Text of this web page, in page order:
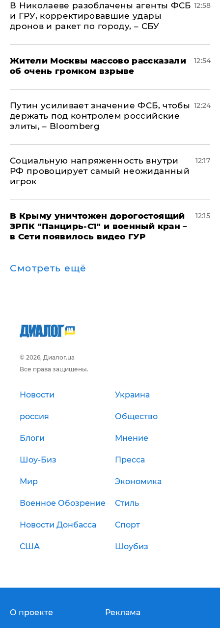
В Николаеве разоблачены агенты ФСБ
и ГРУ, корректировавшие удары
дронов и ракет по городу, – СБУ
12:58
Жители Москвы массово рассказали
об очень громком взрыве
12:54
Путин усиливает значение ФСБ, чтобы
держать под контролем российские
элиты, – Bloomberg
12:24
Социальную напряженность внутри
РФ провоцирует самый неожиданный
игрок
12:17
В Крыму уничтожен дорогостоящий
ЗРПК "Панцирь-С1" и военный кран –
в Сети появилось видео ГУР
12:15
Смотреть ещё
© 2026, Диалог.ua
Все права защищены.
Новости Украина
россия Общество
Блоги Мнение
Шоу-Биз Пресса
Мир Экономика
Военное Обозрение Стиль
Новости Донбасса Спорт
США Шоубиз
О проекте Реклама